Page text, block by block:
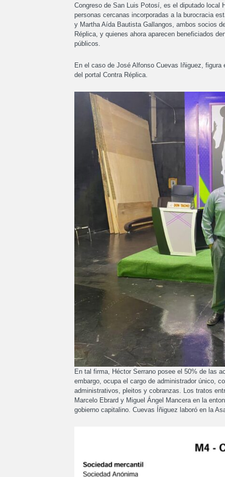
Congreso de San Luis Potosí, es el diputado local
personas cercanas incorporadas a la burocracia
y Martha Aída Bautista Gallangos, ambos socios
Réplica, y quienes ahora aparecen beneficiados
públicos.
En el caso de José Alfonso Cuevas Iñiguez,
del portal Contra Réplica.
En tal firma, Héctor Serrano posee el 50% de las
embargo, ocupa el cargo de administrador único,
administrativos, pleitos y cobranzas. Los tratos
Marcelo Ebrard y Miguel Ángel Mancera en la
gobierno capitalino. Cuevas Íñiguez laboró en la